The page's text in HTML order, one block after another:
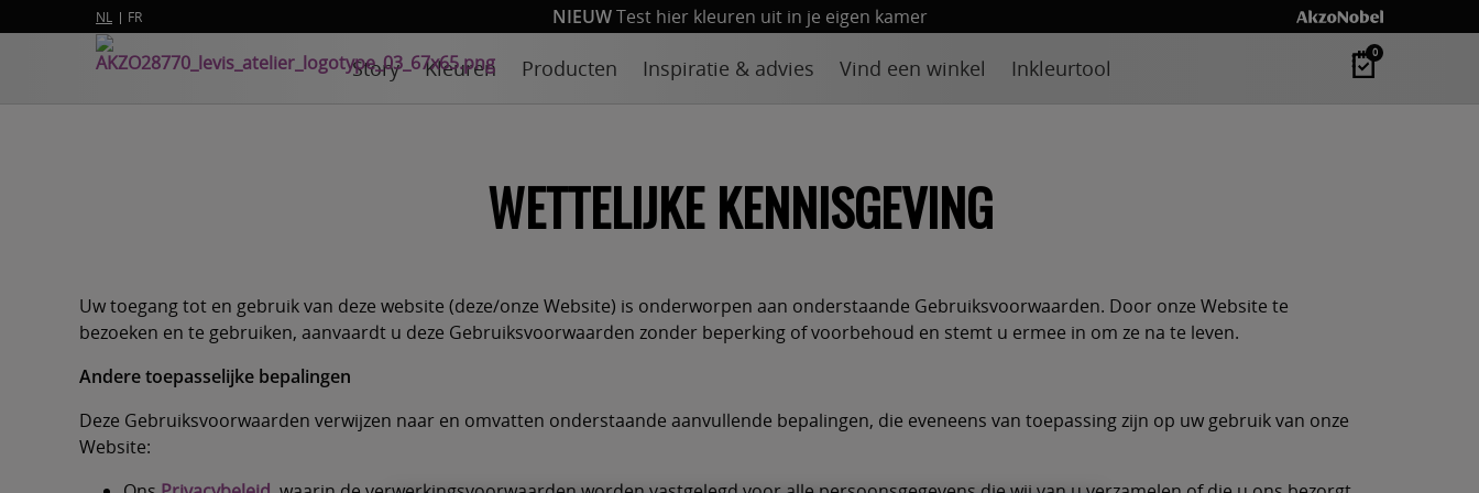
NL FR NIEUWTest hier kleuren uit in je eigen kamer
Story Kleuren Producten Inspiratie & advies Vind een winkel Inkleurtool
0
WETTELIJKE KENNISGEVING
Uw toegang tot en gebruik van deze website (deze/onze Website) is onderworpen aan onderstaande Gebruiksvoorwaarden. Door onze Website te
bezoeken en te gebruiken, aanvaardt u deze Gebruiksvoorwaarden zonder beperking of voorbehoud en stemt u ermee in om ze na te leven.
Andere toepasselijke bepalingen
Deze Gebruiksvoorwaarden verwijzen naar en omvatten onderstaande aanvullende bepalingen, die eveneens van toepassing zijn op uw gebruik van onze
Website: